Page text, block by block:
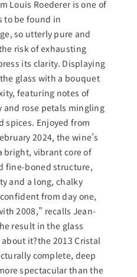
Louis Roederer is one of
to be found in
so utterly pure and
risk of exhausting
its clarity. Displaying
glass with a bouquet
featuring notes of
and rose petals mingling
spices. Enjoyed from
2024, the wine’s
bright, vibrant core of
fine-boned structure,
and a long, chalky
from day one,
2008,” recalls Jean-
result in the glass
it?the 2013 Cristal
complete, deep
spectacular than the